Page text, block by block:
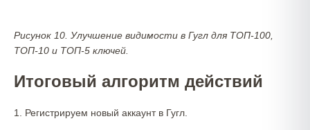
Рисунок 10. Улучшение видимости в Гугл для ТОП-100,
ТОП-10 и ТОП-5 ключей.
Итоговый алгоритм действий
1. Регистрируем новый аккаунт в Гугл.